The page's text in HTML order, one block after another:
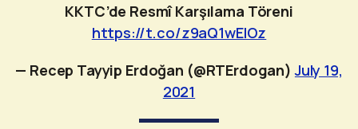
KKTC’de Resmî Karşılama Töreni
https://t.co/z9aQ1wElOz
— Recep Tayyip Erdoğan (@RTErdogan)July 19,
2021